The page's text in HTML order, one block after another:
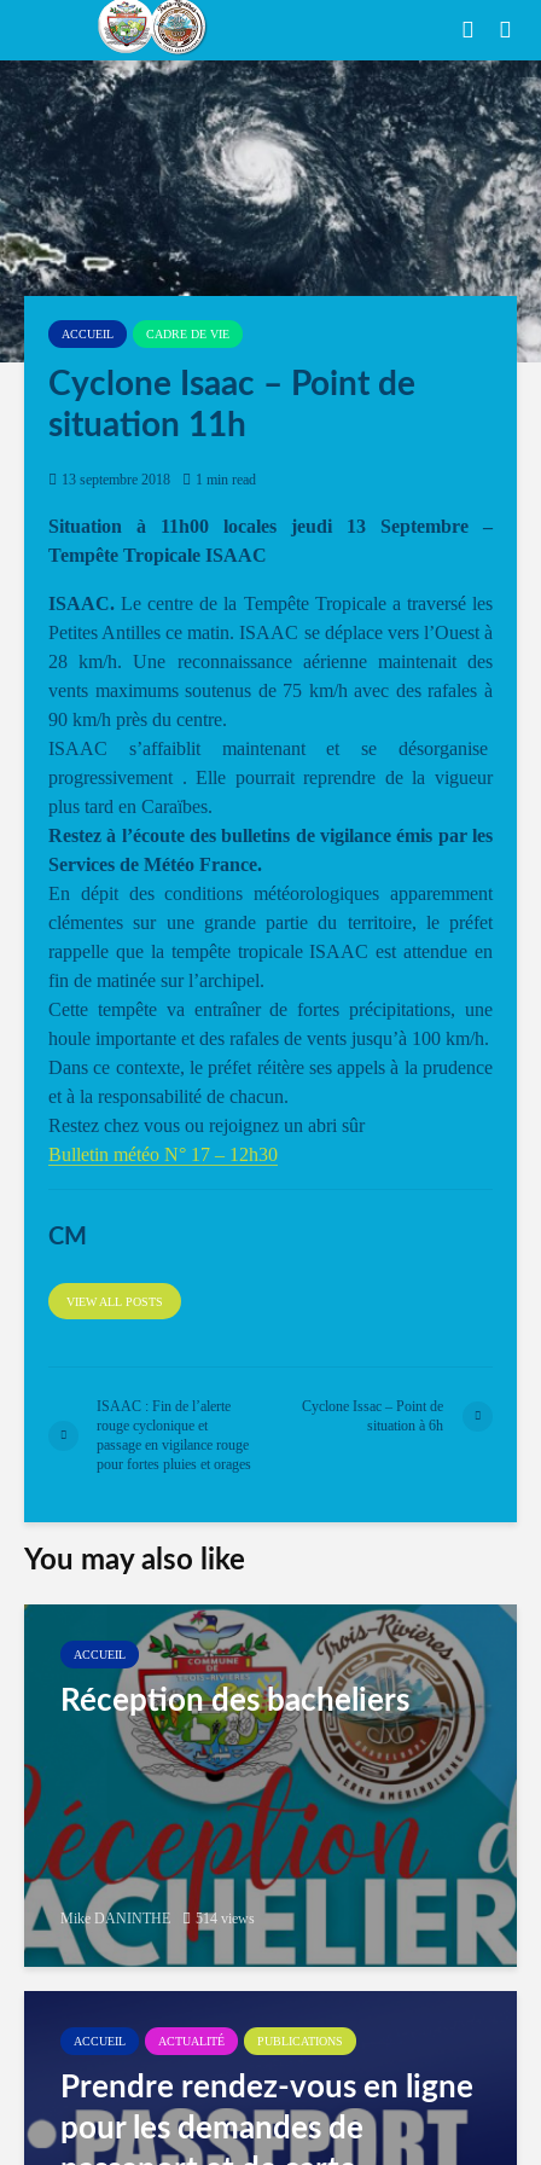
ACCUEIL CADRE DE VIE
Cyclone Isaac – Point de
situation 11h
13 septembre 2018 1 min read
Situation à 11h00 locales jeudi 13 Septembre –
Tempête Tropicale ISAAC
ISAAC.Le centre de la Tempête Tropicale a traversé les
Petites Antilles ce matin. ISAAC se déplace vers l’Ouest à
28 km/h. Une reconnaissance aérienne maintenait des
vents maximums soutenus de 75 km/h avec des rafales à
90 km/h près du centre.
ISAAC s’affaiblit maintenant et se désorganise
progressivement . Elle pourrait reprendre de la vigueur
plus tard en Caraïbes.
Restez à l’écoute des bulletins de vigilance émis par les
Services de Météo France.
En dépit des conditions météorologiques apparemment
clémentes sur une grande partie du territoire, le préfet
rappelle que la tempête tropicale ISAAC est attendue en
fin de matinée sur l’archipel.
Cette tempête va entraîner de fortes précipitations, une
houle importante et des rafales de vents jusqu’à 100 km/h.
Dans ce contexte, le préfet réitère ses appels à la prudence
et à la responsabilité de chacun.
Restez chez vous ou rejoignez un abri sûr
Bulletin météo N° 17 – 12h30
CM
VIEW ALL POSTS
ISAAC : Fin de l’alerte
rouge cyclonique et
passage en vigilance rouge
pour fortes pluies et orages
Cyclone Issac – Point de
situation à 6h
You may also like
ACCUEIL
Réception des bacheliers
Mike DANINTHE 514 views
ACCUEIL ACTUALITÉ PUBLICATIONS
Prendre rendez-vous en ligne
pour les demandes de